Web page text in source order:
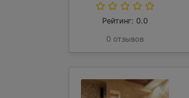
Рейтинг: 0.0
0 отзывов